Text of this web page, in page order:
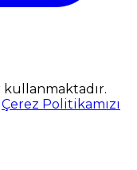
Çerez Politikamızı